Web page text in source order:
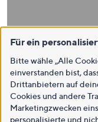
Für ein
Bitte wähle „Alle
einverstanden bist,
Drittanbietern auf
Cookies und andere
Marketingzwecken
personalisierte und